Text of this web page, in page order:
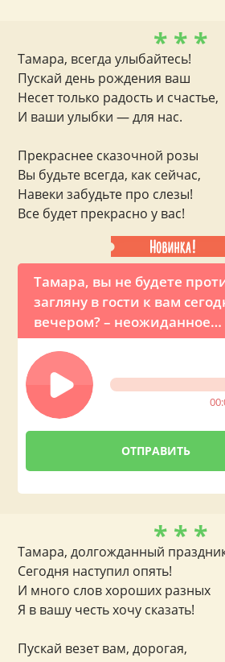
Тамара, вы не будете
загляну в гости к вам
вечером? – неожиданное
предложение от
* * *
Тамара, всегда улыбайтесь!
Пускай день рождения ваш
Несет только радость и счастье,
И ваши улыбки — для нас.
Прекраснее сказочной розы
Вы будьте всегда, как сейчас,
Навеки забудьте про слезы!
Все будет прекрасно у вас!
* * *
Тамара, долгожданный
Сегодня наступил опять!
И много слов хороших разных
Я в вашу честь хочу сказать!
Пускай везет вам, дорогая,